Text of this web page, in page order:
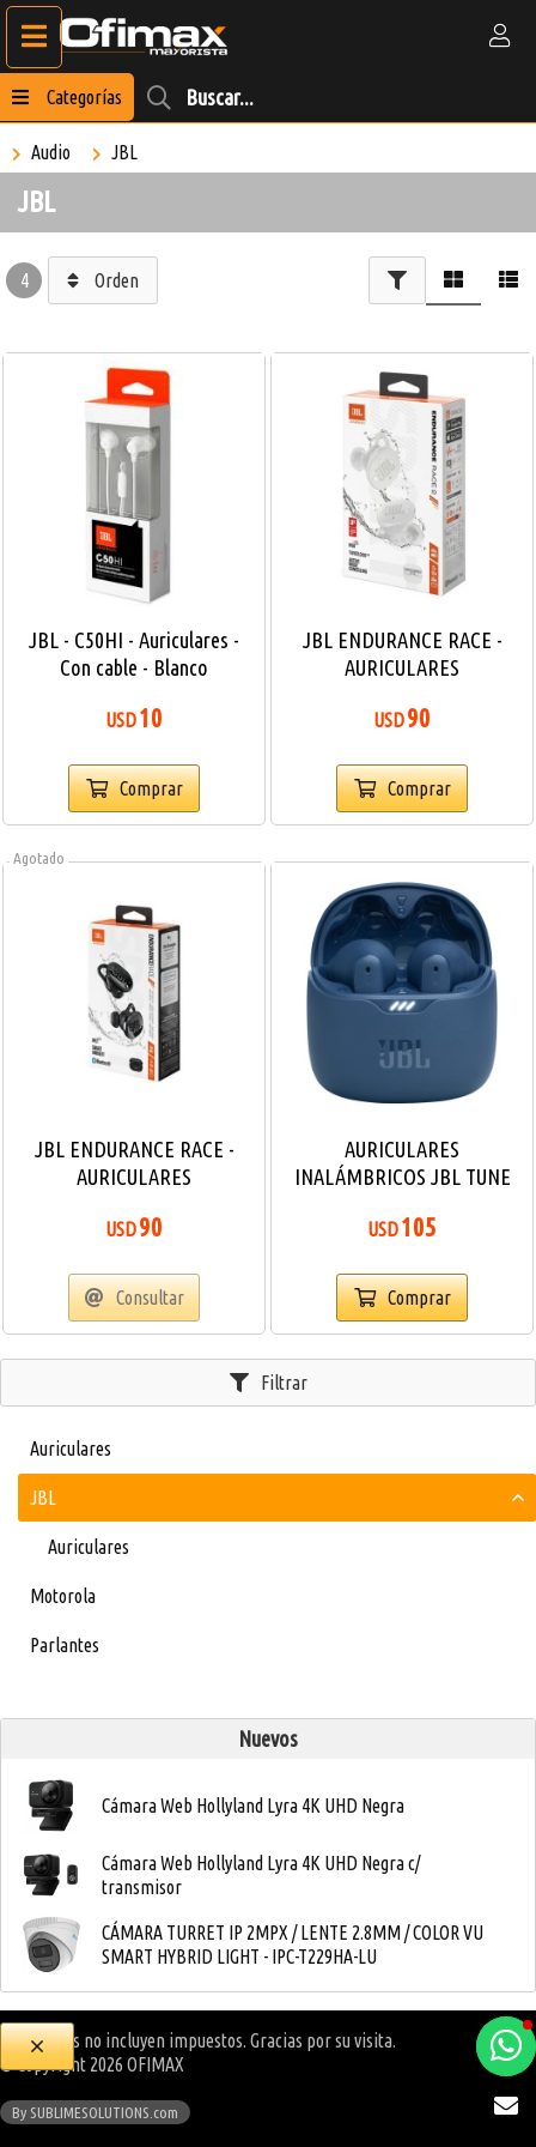
Categorías
Audio JBL
Filtrar
Auriculares
JBL
Auriculares
Motorola
Parlantes
Nuevos
Cámara Web Hollyland Lyra 4K UHD Negra
Cámara Web Hollyland Lyra 4K UHD Negra c/
transmisor
CÁMARA TURRET IP 2MPX / LENTE 2.8MM / COLOR VU
SMART HYBRID LIGHT - IPC-T229HA-LU
JBL
4 Orden
JBL - C50HI - Auriculares -
Con cable - Blanco
USD10
Comprar
JBL ENDURANCE RACE -
AURICULARES
- INEAR
USD90
Comprar
Agotado
JBL ENDURANCE RACE -
AURICULARES
- INEAR
USD90
Consultar
AURICULARES
INALÁMBRICOS JBL TUNE
DE RUIDO
USD105
Comprar
Los precios no incluyen impuestos. Gracias por su visita.
© Copyright 2026 OFIMAX
By SUBLIMESOLUTIONS.com